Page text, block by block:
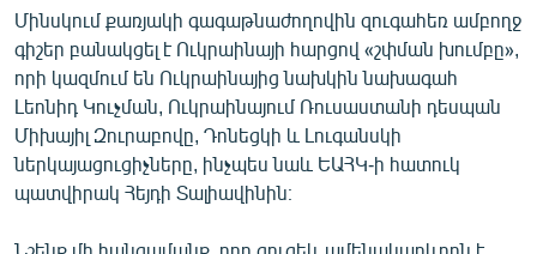
Մինսկում քառյակի գագաթնաժողովին զուգահեռ ամբողջ
գիշեր բանակցել է Ուկրաինայի հարցով «շփման խումբը»,
որի կազմում են Ուկրաինայից նախկին նախագահ
Լեոնիդ Կուչման, Ուկրաինայում Ռուսաստանի դեսպան
Միխայիլ Զուրաբովը, Դոնեցկի և Լուգանսկի
ներկայացուցիչները, ինչպես նաև ԵԱՀԿ-ի հատուկ
պատվիրակ Հեյդի Տալիավինին։
Նշենք մի հանգամանք, որը գուցեև ամենակարևորն է